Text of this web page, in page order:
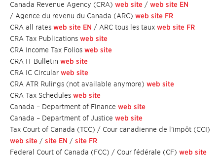
Canada Revenue Agency (CRA) web site / web site EN
/ Agence du revenu du Canada (ARC) web site FR
CRA all rates web site EN / ARC tous les taux web site FR
CRA Tax Publications web site
CRA Income Tax Folios web site
CRA IT Bulletin web site
CRA IC Circular web site
CRA ATR Rulings (not available anymore) web site
CRA Tax Schedules web site
Canada – Department of Finance web site
Canada – Department of Justice web site
Tax Court of Canada (TCC) / Cour canadienne de l’impôt (CCI)
web site / site EN / site FR
Federal Court of Canada (FCC) / Cour fédérale (CF) web site